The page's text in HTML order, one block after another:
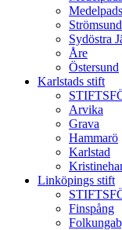
Strömsund
Sydöstra
Åre
Östersund
Karlstads stift
Arvika
Grava
Hammarö
Karlstad
Linköpings stift
Finspång